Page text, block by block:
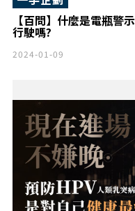
【百問】什麼是電瓶警
行駛嗎?
2024-01-09